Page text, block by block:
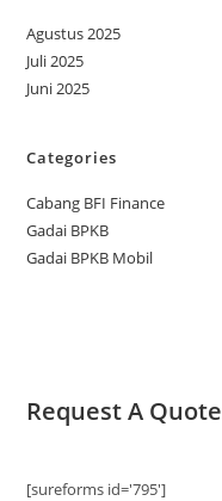
Agustus 2025
Juli 2025
Juni 2025
Categories
Cabang BFI Finance
Gadai BPKB
Gadai BPKB Mobil
Request A Quote
[sureforms id='795']